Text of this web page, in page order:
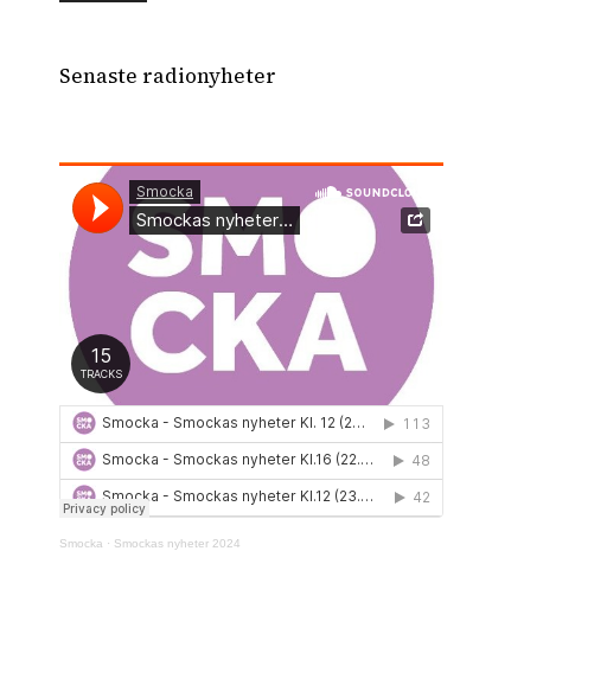
Senaste radionyheter
Smocka · Smockas nyheter 2024